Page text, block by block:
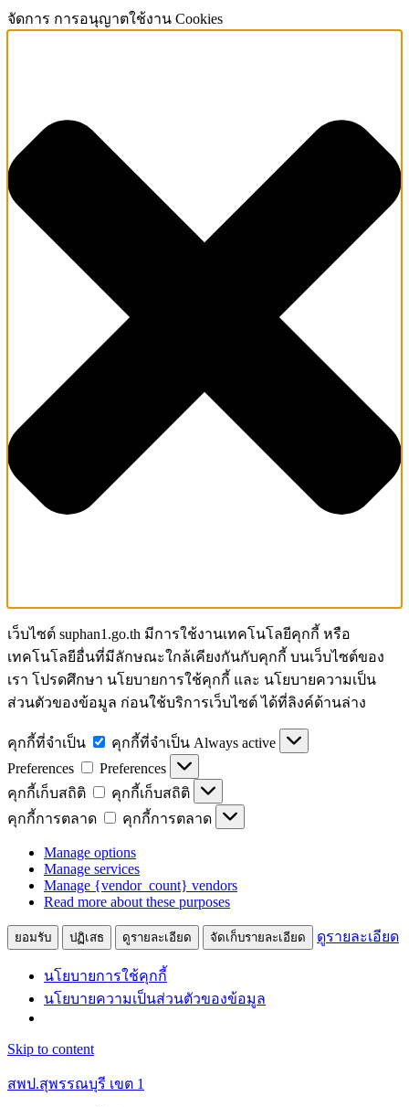
จัดการ การอนุญาตใช้งาน Cookies
เว็บไซต์ suphan1.go.th มีการใช้งานเทคโนโลยีคุกกี้ หรือ
เทคโนโลยีอื่นที่มีลักษณะใกล้เคียงกันกับคุกกี้ บนเว็บไซต์ของ
เรา โปรดศึกษา นโยบายการใช้คุกกี้ และ นโยบายความเป็น
ส่วนตัวของข้อมูล ก่อนใช้บริการเว็บไซต์ ได้ที่ลิงค์ด้านล่าง
คุกกี้ที่จำเป็น คุกกี้ที่จำเป็น Always active
Preferences
Preferences
คุกกี้เก็บสถิติ
คุกกี้เก็บสถิติ
คุกกี้การตลาด
คุกกี้การตลาด
Manage options
Manage services
Manage {vendor_count} vendors
Read more about these purposes
ยอมรับ ปฏิเสธ ดูรายละเอียด จัดเก็บรายละเอียด ดูรายละเอียด
นโยบายการใช้คุกกี้
นโยบายความเป็นส่วนตัวของข้อมูล
Skip to content
สพป.สุพรรณบุรี เขต 1